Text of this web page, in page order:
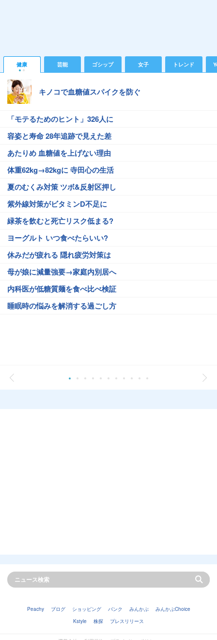
健康 芸能 ゴシップ 女子 トレンド
キノコで血糖値スパイクを防ぐ
「モテるためのヒント」326人に
容姿と寿命 28年追跡で見えた差
あたりめ 血糖値を上げない理由
体重62kg→82kgに 寺田心の生活
夏のむくみ対策 ツボ&反射区押し
紫外線対策がビタミンD不足に
緑茶を飲むと死亡リスク低まる?
ヨーグルト いつ食べたらいい?
休みだが疲れる 隠れ疲労対策は
母が娘に減量強要→家庭内別居へ
内科医が低糖質麺を食べ比べ検証
睡眠時の悩みを解消する過ごし方
Peachy ブログ ショッピング バンク みんかぶ
みんかぶChoice
Kstyle
株探 プレスリリース